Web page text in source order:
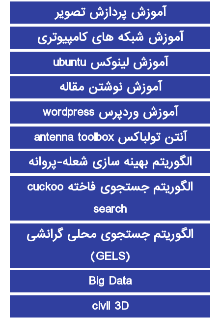
آموزش پردازش تصویر
آموزش شبکه های کامپیوتری
آموزش لینوکس ubuntu
آموزش نوشتن مقاله
آموزش وردپرس wordpress
آنتن تولباکس antenna toolbox
الگوریتم بهینه سازی شعله-پروانه
الگوریتم جستجوی فاخته cuckoo
search
الگوریتم جستجوی محلی گرانشی
(GELS)
Big Data
civil 3D